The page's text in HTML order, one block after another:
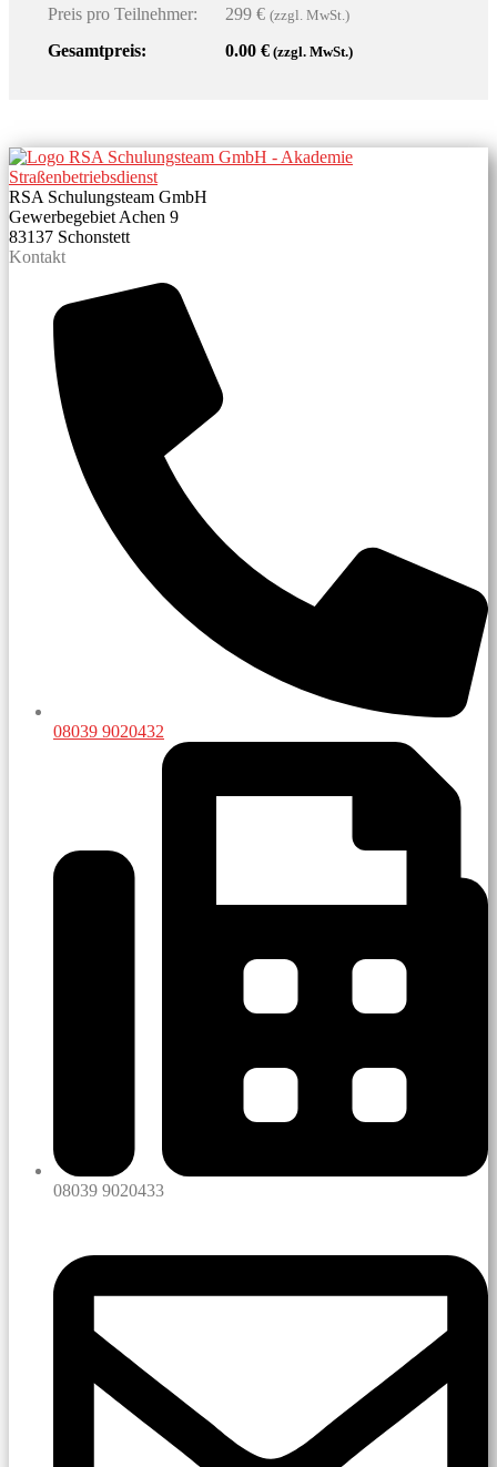
Preis pro Teilnehmer:
299 € (zzgl. MwSt.)
Gesamtpreis: 0.00 € (zzgl. MwSt.)
RSA Schulungsteam GmbH
Gewerbegebiet Achen 9
83137 Schonstett
Kontakt
08039 9020432
08039 9020433